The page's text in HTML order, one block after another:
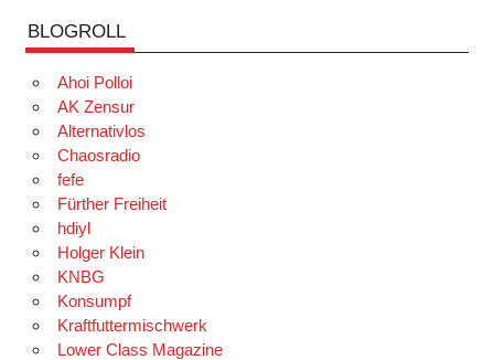
BLOGROLL
Ahoi Polloi
AK Zensur
Alternativlos
Chaosradio
fefe
Fürther Freiheit
hdiyl
Holger Klein
KNBG
Konsumpf
Kraftfuttermischwerk
Lower Class Magazine